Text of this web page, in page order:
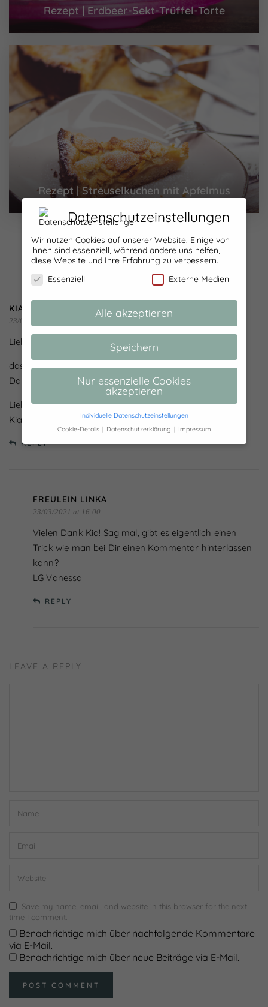
Rezept | Erdbeer-Sekt-Trüffel-Torte
Rezept | Streuselkuchen mit Apfelmus
2 COMMENTS
KIA
23/03/2021 at 11:27
Liebe Vanessa,
das ist ja eine tolle Idee zur Kürbisverwertung!
Danke.
Liebe Grüße
Kia
REPLY
FREULEIN LINKA
23/03/2021 at 16:00
Vielen Dank Kia! Sag mal, gibt es eigentlich einen
Trick wie man bei Dir einen Kommentar hinterlassen
kann?
LG Vanessa
REPLY
LEAVE A REPLY
Save my name, email, and website in this browser for the next
time I comment.
Benachrichtige mich über nachfolgende Kommentare
via E-Mail.
Benachrichtige mich über neue Beiträge via E-Mail.
Datenschutzeinstellungen
Wir nutzen Cookies auf unserer Website. Einige von
ihnen sind essenziell, während andere uns helfen,
diese Website und Ihre Erfahrung zu verbessern.
Essenziell
Externe Medien
Alle akzeptieren
Speichern
Nur essenzielle Cookies
akzeptieren
Individuelle Datenschutzeinstellungen
Cookie-Details
Datenschutzerklärung Impressum
Datenschutzeinstellungen
lassen und so nur bestimmte Cookies
auswählen.
Alle akzeptieren Speichern